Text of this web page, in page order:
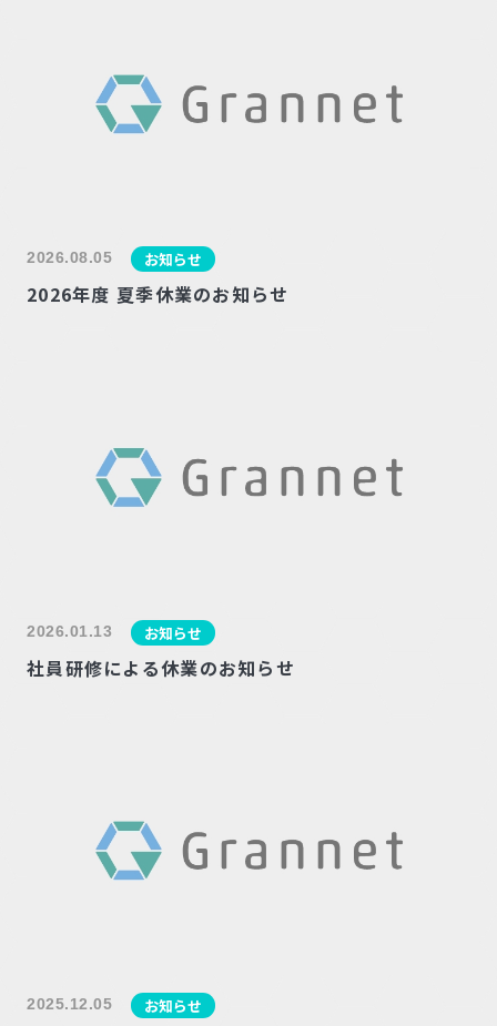
2026.08.05 お知らせ
2026年度 夏季休業のお知らせ
2026.01.13 お知らせ
社員研修による休業のお知らせ
2025.12.05 お知らせ